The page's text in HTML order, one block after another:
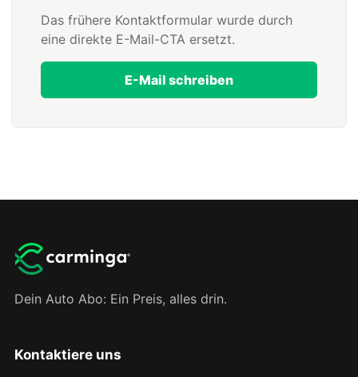
Das frühere Kontaktformular wurde durch
eine direkte E-Mail-CTA ersetzt.
E-Mail schreiben
Dein Auto Abo: Ein Preis, alles drin.
Kontaktiere uns